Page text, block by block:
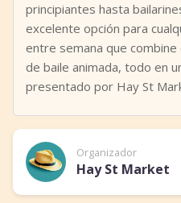
principiantes hasta
excelente opción para
entre semana que
de baile animada, todo en
presentado por Hay St
Organizador
Hay St Market